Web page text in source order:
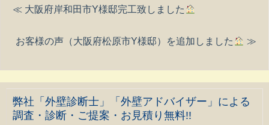
≪ 大阪府岸和田市Y様邸完工致しました
お客様の声（大阪府松原市Y様邸）を追加しました ≫
弊社「外壁診断士」「外壁アドバイザー」による
調査・診断・ご提案・お見積り無料!!